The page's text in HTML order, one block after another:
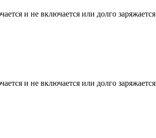
и не включается или долго заряжается
и не включается или долго заряжается